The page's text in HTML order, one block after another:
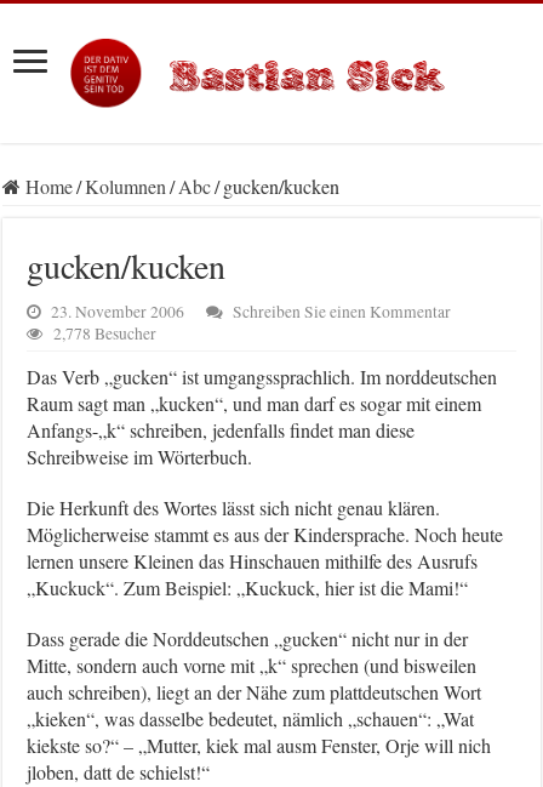
Home/Kolumnen/Abc/gucken/kucken
gucken/kucken
23. November 2006
Schreiben Sie einen Kommentar
2,778 Besucher
Das Verb „gucken“ ist umgangssprachlich. Im norddeutschen
Raum sagt man „kucken“, und man darf es sogar mit einem
Anfangs-„k“ schreiben, jedenfalls findet man diese
Schreibweise im Wörterbuch.
Die Herkunft des Wortes lässt sich nicht genau klären.
Möglicherweise stammt es aus der Kindersprache. Noch heute
lernen unsere Kleinen das Hinschauen mithilfe des Ausrufs
„Kuckuck“. Zum Beispiel: „Kuckuck, hier ist die Mami!“
Dass gerade die Norddeutschen „gucken“ nicht nur in der
Mitte, sondern auch vorne mit „k“ sprechen (und bisweilen
auch schreiben), liegt an der Nähe zum plattdeutschen Wort
„kieken“, was dasselbe bedeutet, nämlich „schauen“: „Wat
kiekste so?“ – „Mutter, kiek mal ausm Fenster, Orje will nich
jloben, datt de schielst!“